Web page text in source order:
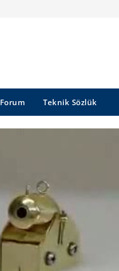
Forum Teknik Sözlük